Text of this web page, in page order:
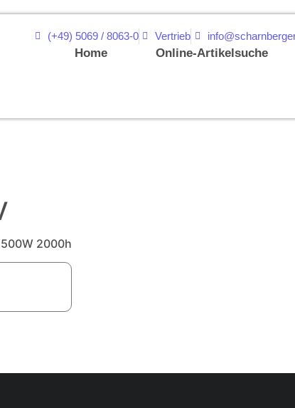
(+49) 5069 / 8063-0 Vertrieb
Home Online-Artikelsuche
2000h